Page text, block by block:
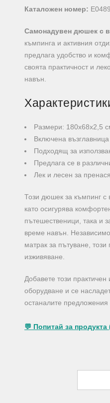
Каталожен номер:
Самонадувен дюшек с
къмпинга и активния
предлага удобство и
своята практичност и
навън.
Размери: 180х68х2,5
Включена
Подходящ за
Предлага се в
Лек и лесен за
Този дюшек за къмпинг с
като осигурява
пътешественици, така и
време навън.
матрак за пътуване,
изживяване.
Добавете този
оборудване и се
останалите предложения
💬 Попитай за